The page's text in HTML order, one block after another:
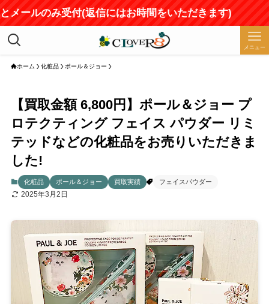
ルのみ受付(返信にはお時間をいただきます)
メニュー
ホーム 化粧品 ポール＆ジョー
【買取金額 6,800円】ポール＆ジョー プ
ロテクティング フェイス パウダー リミ
テッドなどの化粧品をお売りいただきま
した!
化粧品 ポール＆ジョー 買取実績 フェイスパウダー
2025年3月2日